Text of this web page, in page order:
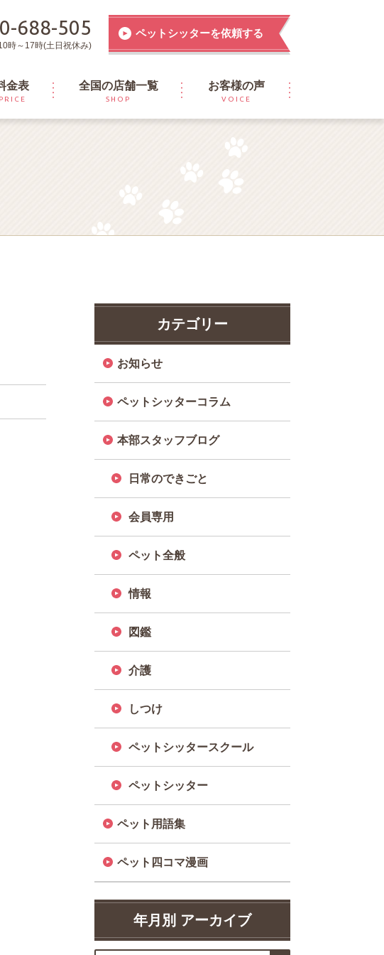
688-505
時～17時(土日祝休み)
ペットシッターを依頼する
金表
PRICE
全国の店舗一覧
SHOP
お客様の声
VOICE
カテゴリー
お知らせ
ペットシッターコラム
本部スタッフブログ
日常のできごと
会員専用
ペット全般
情報
図鑑
介護
しつけ
ペットシッタースクール
ペットシッター
ペット用語集
ペット四コマ漫画
年月別 アーカイブ